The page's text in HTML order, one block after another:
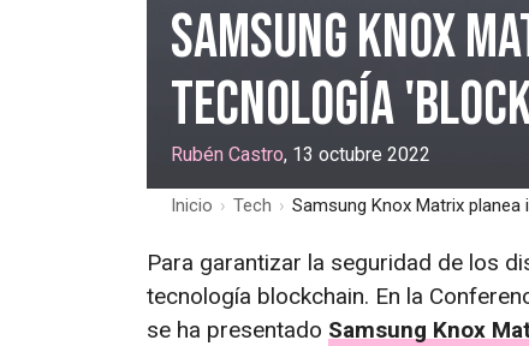
Samsung Knox
tecnología
Rubén Castro, 13 octubre 2022
Inicio › Tech › Samsung Knox Matrix
Para garantizar la seguridad de los
tecnología blockchain. En la
se ha presentado Samsung Knox